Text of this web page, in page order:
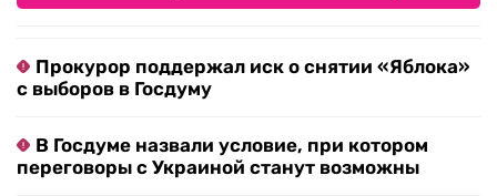
Прокурор поддержал иск о снятии «Яблока»
с выборов в Госдуму
В Госдуме назвали условие, при котором
переговоры с Украиной станут возможны